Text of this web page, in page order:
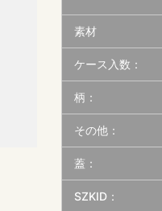
素材
ケース入数：
柄：
その他：
蓋：
SZKID：